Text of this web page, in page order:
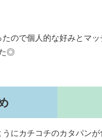
ので個人的な好みとマッ
◎
にカチコチのカタパン